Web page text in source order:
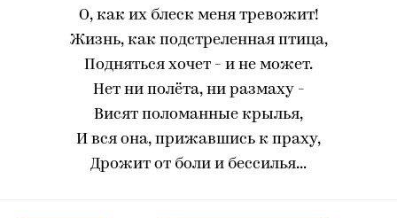
О, как их блеск меня тревожит!
Жизнь, как подстреленная птица,
Подняться хочет - и не может.
Нет ни полёта, ни размаху -
Висят поломанные крылья,
И вся она, прижавшись к праху,
Дрожит от боли и бессилья...